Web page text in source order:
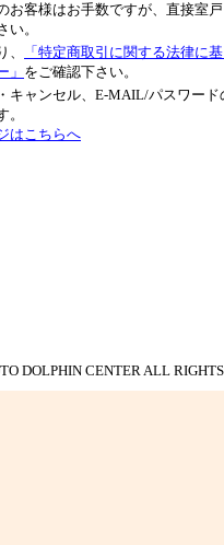
お客様はお手数ですが、直接室
い。
、 「特定商取引に関する法律に基
」 をご確認下さい。
キャンセル、E-MAIL/パスワー
。
はこちらへ
DOLPHIN CENTER ALL